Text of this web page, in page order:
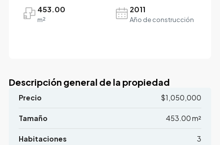
453.00
m²
2011
Año de construcción
Descripción general de la propiedad
Precio $1,050,000
Tamaño 453.00 m²
Habitaciones 3